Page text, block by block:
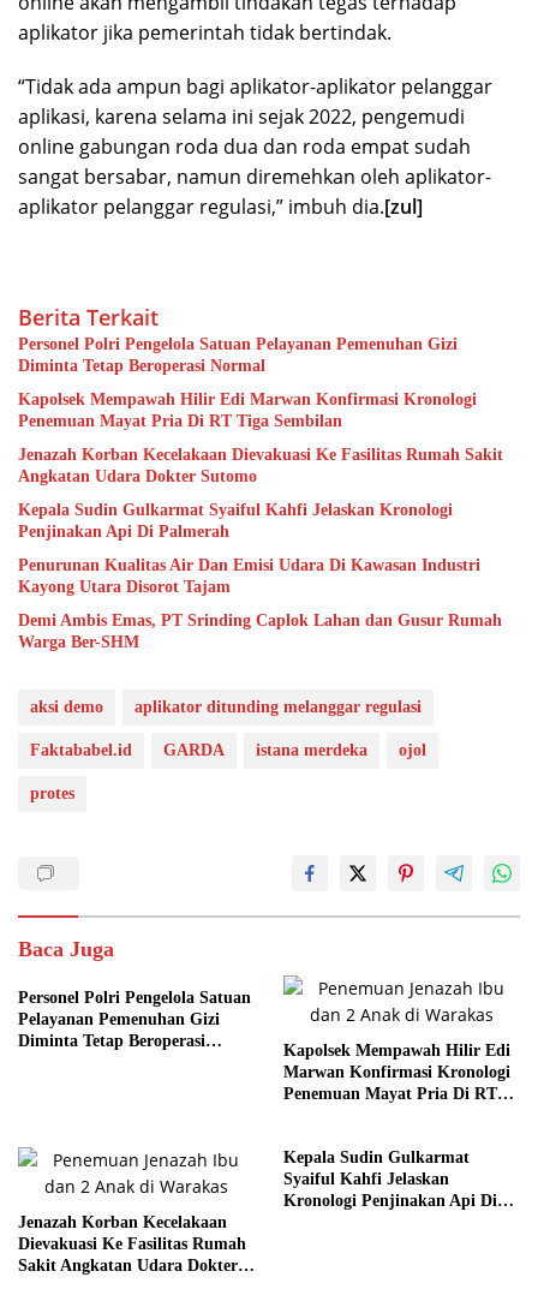
aplikator jika pemerintah tidak bertindak.
“Tidak ada ampun bagi aplikator-aplikator pelanggar
aplikasi, karena selama ini sejak 2022, pengemudi
online gabungan roda dua dan roda empat sudah
sangat bersabar, namun diremehkan oleh aplikator-
aplikator pelanggar regulasi,” imbuh dia.[zul]
Berita Terkait
Personel Polri Pengelola Satuan Pelayanan Pemenuhan Gizi
Diminta Tetap Beroperasi Normal
Kapolsek Mempawah Hilir Edi Marwan Konfirmasi Kronologi
Penemuan Mayat Pria Di RT Tiga Sembilan
Jenazah Korban Kecelakaan Dievakuasi Ke Fasilitas Rumah Sakit
Angkatan Udara Dokter Sutomo
Kepala Sudin Gulkarmat Syaiful Kahfi Jelaskan Kronologi
Penjinakan Api Di Palmerah
Penurunan Kualitas Air Dan Emisi Udara Di Kawasan Industri
Kayong Utara Disorot Tajam
Demi Ambis Emas, PT Srinding Caplok Lahan dan Gusur Rumah
Warga Ber-SHM
aksi demo aplikator ditunding melanggar regulasi
Faktababel.id GARDA istana merdeka ojol
protes
Baca Juga
Personel Polri Pengelola Satuan
Pelayanan Pemenuhan Gizi
Diminta Tetap Beroperasi
Kapolsek Mempawah Hilir Edi
Marwan Konfirmasi Kronologi
Penemuan Mayat Pria Di RT
Jenazah Korban Kecelakaan
Dievakuasi Ke Fasilitas Rumah
Sakit Angkatan Udara Dokter
Kepala Sudin Gulkarmat
Syaiful Kahfi Jelaskan
Kronologi Penjinakan Api Di